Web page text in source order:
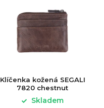
Klíčenka kožená SEGALI
7820 chestnut
Skladem